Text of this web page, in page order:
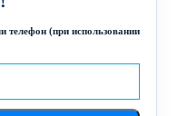
телефон (при использовании